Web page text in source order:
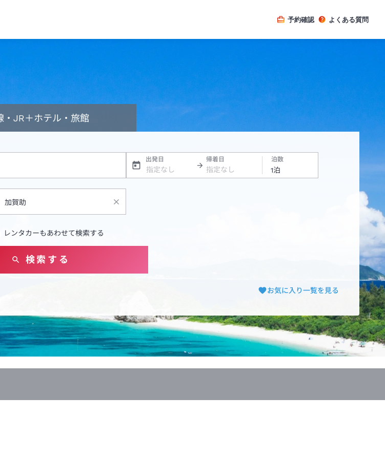
予約確認 よくある質問
・JR＋ホテル・旅館
出発日 帰着日 泊数
レンタカーもあわせて検索する
検索する
お気に入り一覧を見る